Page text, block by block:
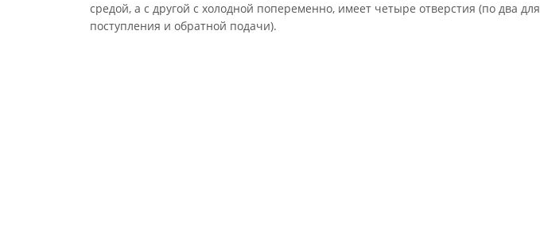
средой, а с другой с холодной попеременно, имеет четыре отверстия (по два для
поступления и обратной подачи).